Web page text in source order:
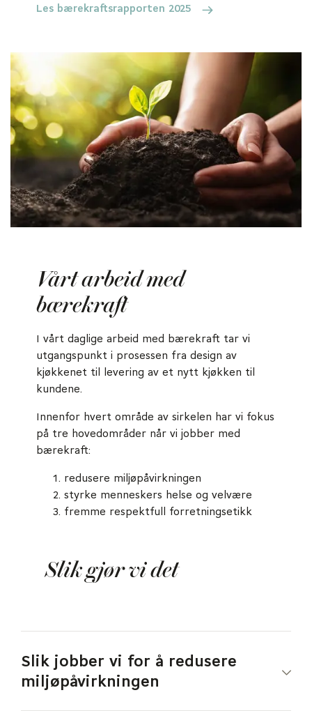
Les bærekraftsrapporten 2025
Vårt arbeid med
bærekraft
I vårt daglige arbeid med bærekraft tar vi
utgangspunkt i prosessen fra design av
kjøkkenet til levering av et nytt kjøkken til
kundene.
Innenfor hvert område av sirkelen har vi fokus
på tre hovedområder når vi jobber med
bærekraft:
redusere miljøpåvirkningen
styrke menneskers helse og velvære
fremme respektfull forretningsetikk
Slik gjør vi det
Slik jobber vi for å redusere
miljøpåvirkningen
Vi har skiftet til grønn energi, slik at vi nå